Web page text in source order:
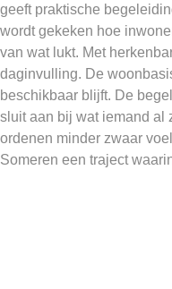
geeft praktische
wordt gekeken hoe
van wat lukt. Met
daginvulling. De
beschikbaar blijft. De
sluit aan bij wat iemand al
ordenen minder zwaar
Someren een traject